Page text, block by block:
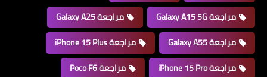
مراجعة Galaxy A15 5G
مراجعة Galaxy A25
مراجعة Galaxy A55
مراجعة iPhone 15 Plus
مراجعة iPhone 15 Pro
مراجعة Poco F6